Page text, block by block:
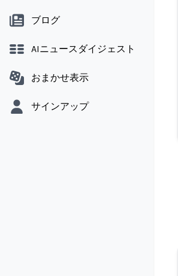
ブログ
AIニュースダイジェスト
おまかせ表示
サインアップ